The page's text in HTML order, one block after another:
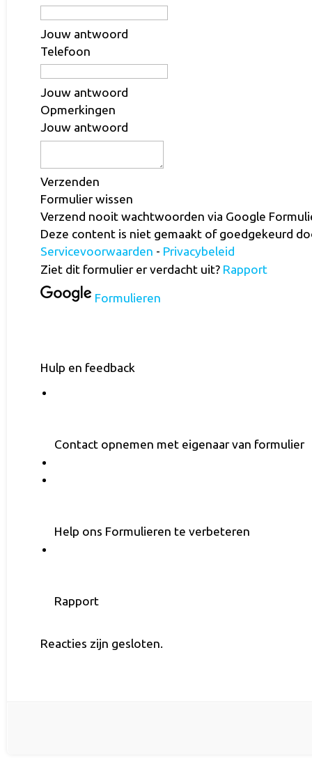
Jouw antwoord
Telefoon
Jouw antwoord
Opmerkingen
Jouw antwoord
Verzenden
Formulier wissen
Verzend nooit wachtwoorden via Google
Deze content is niet gemaakt of goedgekeurd
Servicevoorwaarden - Privacybeleid
Ziet dit formulier er verdacht uit? Rapport
Formulieren
Hulp en feedback
Contact opnemen met eigenaar van formulier
Help ons Formulieren te verbeteren
Rapport
Reacties zijn gesloten.